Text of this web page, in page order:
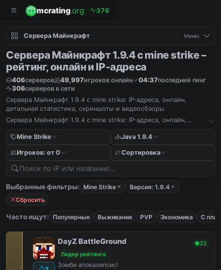
mcrating.org 376
Сервера Майнкрафт Меню
Сервера Майнкрафт 1.9.4 с mine strike –
рейтинг, онлайн и IP-адреса
406серверов 49,997игроков онлайн 04:37последний пинг
306серверов в сети
Сервера Майнкрафт 1.9.4 с mine strike: IP-адреса, онлайн,
детальная статистика, скриншоты и видеообзоры.
Сервера Майнкрафт 1.9.4 с mine strike: IP-адреса, онлайн,
Mine Strike
Java 1.9.4
Игроков: от 0 Сортировка
Выбранные фильтры: Mine Strike
Версия: 1.9.4
Сбросить
Часто ищут: Популярные Выживание PVP Экономика С
DayZ BattleGround
22
Лидер рейтинга
Зомби апокалипсис!